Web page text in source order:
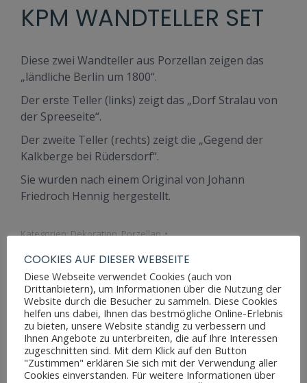
KPM WANDTELLER SET
Diese zwei Wandteller aus Porzellan zeigen das
„ländliche Berlin um 1800“.
Der erste Teller (links) zeigt das „Dorf Stralau von
der Spreeseite“.
Der zweite Teller (rechts) zeigt die „Gegend der
Kalkberge bei Rüdersdorf“.
Sie wurden nach einem Original von Johann
Friedroch Hennig hergestellt.
Kategorien:Dekoration,Porzellan
Zusätzliche Informationen
Maße
COOKIES AUF DIESER WEBSEITE
Diese Webseite verwendet Cookies (auch von
Drittanbietern), um Informationen über die Nutzung der
Website durch die Besucher zu sammeln. Diese Cookies
helfen uns dabei, Ihnen das bestmögliche Online-Erlebnis
zu bieten, unsere Website ständig zu verbessern und
Ihnen Angebote zu unterbreiten, die auf Ihre Interessen
zugeschnitten sind. Mit dem Klick auf den Button
"Zustimmen" erklären Sie sich mit der Verwendung aller
Cookies einverstanden. Für weitere Informationen über